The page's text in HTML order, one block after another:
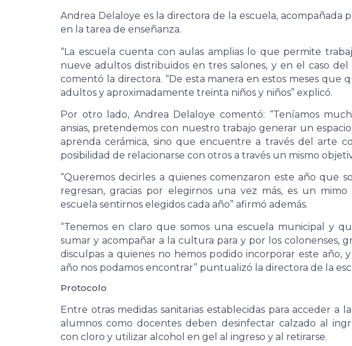
Andrea Delaloye es la directora de la escuela, acompañada
en la tarea de enseñanza.
“La escuela cuenta con aulas amplias lo que permite
nueve adultos distribuidos en tres salones, y en el caso del
comentó la directora. “De esta manera en estos meses que
adultos y aproximadamente treinta niños y niños” explicó.
Por otro lado, Andrea Delaloye comentó: “Teníamos
ansias, pretendemos con nuestro trabajo generar un
aprenda cerámica, sino que encuentre a través del arte
posibilidad de relacionarse con otros a través un mismo
“Queremos decirles a quienes comenzaron este año que
regresan, gracias por elegirnos una vez más, es un
escuela sentirnos elegidos cada año” afirmó además.
“Tenemos en claro que somos una escuela municipal y
sumar y acompañar a la cultura para y por los colonenses,
disculpas a quienes no hemos podido incorporar este año,
año nos podamos encontrar” puntualizó la directora de la
Protocolo
Entre otras medidas sanitarias establecidas para acceder a
alumnos como docentes deben desinfectar calzado al
con cloro y utilizar alcohol en gel al ingreso y al retirarse.